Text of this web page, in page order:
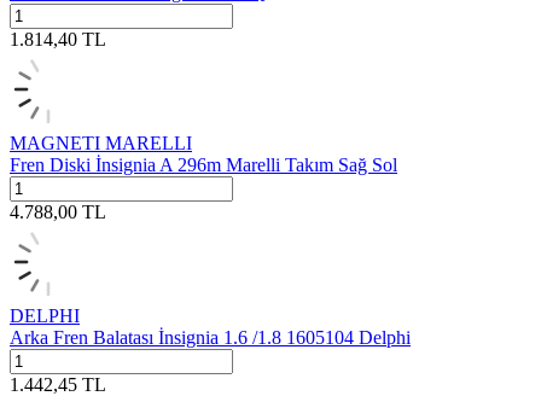
1.814,40 TL
MAGNETI MARELLI
Fren Diski İnsignia A 296m Marelli Takım Sağ Sol
4.788,00 TL
DELPHI
Arka Fren Balatası İnsignia 1.6 /1.8 1605104 Delphi
1.442,45 TL